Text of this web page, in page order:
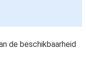
de beschikbaarheid